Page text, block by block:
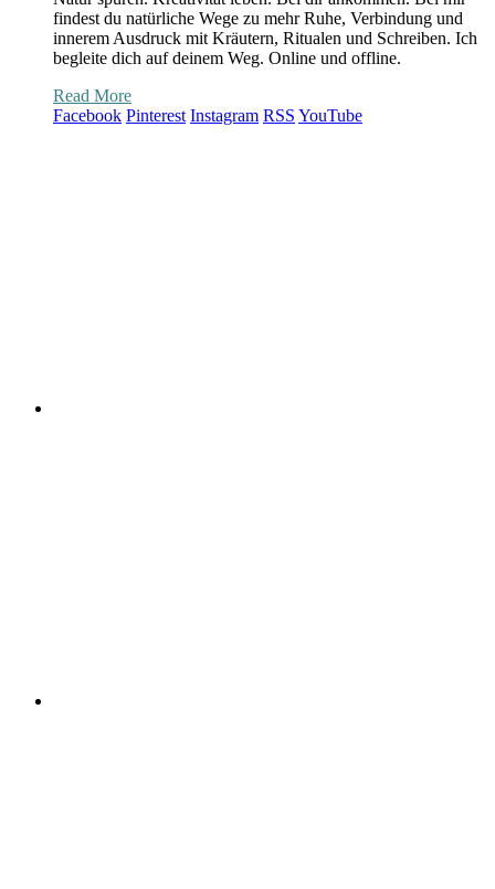
findest du natürliche Wege zu mehr Ruhe, Verbindung und
innerem Ausdruck mit Kräutern, Ritualen und Schreiben. Ich
begleite dich auf deinem Weg. Online und offline.
Read More
Facebook Pinterest Instagram RSS YouTube